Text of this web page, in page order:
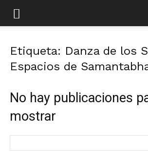
Etiqueta: Danza de los
Espacios de
No hay publicaciones
mostrar